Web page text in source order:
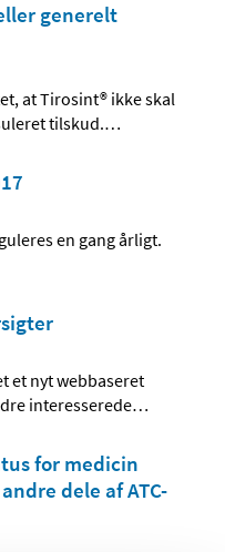
generelt
at Tirosint® ikke skal
tilskud.…
en gang årligt.
et nyt webbaseret
interesserede…
for medicin
dele af ATC-